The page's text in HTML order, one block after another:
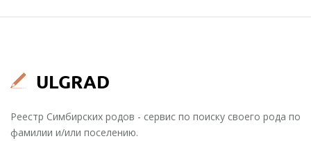
Реестр Симбирских родов - сервис по поиску своего рода по
фамилии и/или поселению.